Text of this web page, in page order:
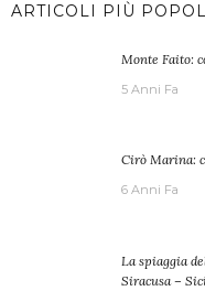
ARTICOLI PIÙ
Monte Faito:
5 Anni Fa
Cirò Marina:
6 Anni Fa
La spiaggia
Siracusa –